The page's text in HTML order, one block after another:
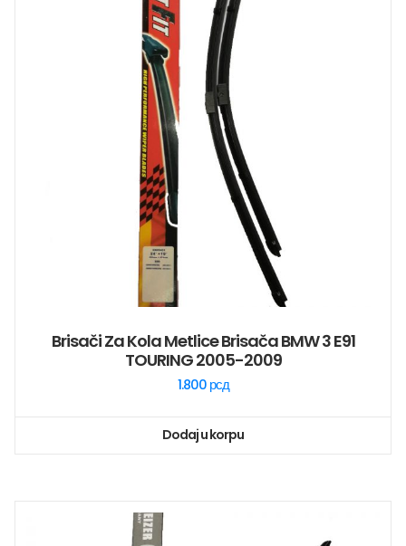
Brisači Za Kola Metlice Brisača BMW 3 E91
TOURING 2005-2009
1.800 рсд
Dodaj u korpu